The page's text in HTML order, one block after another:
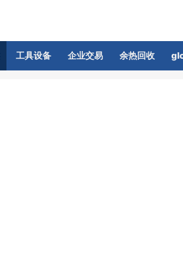
工具设备 企业交易 余热回收